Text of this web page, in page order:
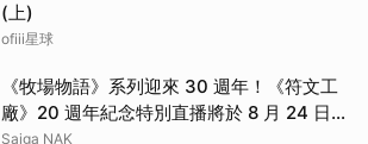
(上)
ofiii星球
《牧場物語》系列迎來 30 週年！《符文工
廠》20 週年紀念特別直播將於 8 月 24 日登
場
Saiga NAK